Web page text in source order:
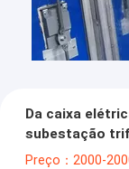
Da caixa
subestação
Preço：2000-